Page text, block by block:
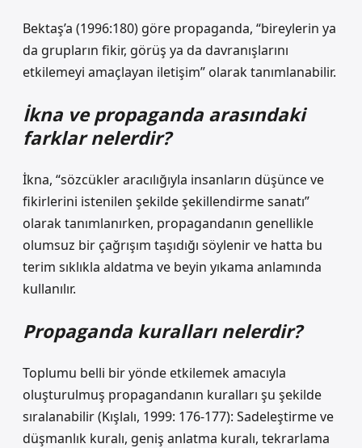
Bektaş’a (1996:180) göre propaganda, “bireylerin ya
da grupların fikir, görüş ya da davranışlarını
etkilemeyi amaçlayan iletişim” olarak tanımlanabilir.
İkna ve propaganda arasındaki
farklar nelerdir?
İkna, “sözcükler aracılığıyla insanların düşünce ve
fikirlerini istenilen şekilde şekillendirme sanatı”
olarak tanımlanırken, propagandanın genellikle
olumsuz bir çağrışım taşıdığı söylenir ve hatta bu
terim sıklıkla aldatma ve beyin yıkama anlamında
kullanılır.
Propaganda kuralları nelerdir?
Toplumu belli bir yönde etkilemek amacıyla
oluşturulmuş propagandanın kuralları şu şekilde
sıralanabilir (Kışlalı, 1999: 176-177): Sadeleştirme ve
düşmanlık kuralı, geniş anlatma kuralı, tekrarlama